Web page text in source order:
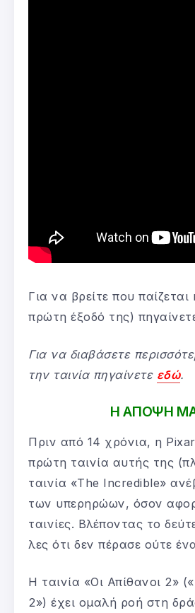
Για να βρείτε που παίζεται
πρώτη έξοδό της)
Για να διαβάσετε
την ταινία πηγαίνετε εδώ.
Η ΑΠΟΨΗ
Πριν από 14 χρόνια, η Pixar
πρώτη ταινία αυτής της
ταινία «The Incredible»
των υπερηρώων, όσον
ταινίες. Βλέποντας το
λες ότι δεν πέρασε ούτε
Η ταινία «Οι Απίθανοι 2»
2») έχει ομαλή ροή στη